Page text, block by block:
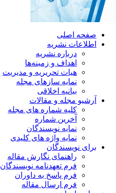
صفحه اصلی
اطلاعات نشریه
درباره نشریه
اهداف و زمینه‌ها
هیات تحریریه و مدیریت
نمایه سازهای مجله
بیانیه اخلاقی
آرشیو مجله و مقالات
کلیه شماره های مجله
آخرین شماره
نمایه نویسندگان
نمایه واژه های کلیدی
برای نویسندگان
راهنمای نگارش مقاله
فرم تعهدنامه نویسندگان
فرم پاسخ به داوران
فرم ارسال مقاله